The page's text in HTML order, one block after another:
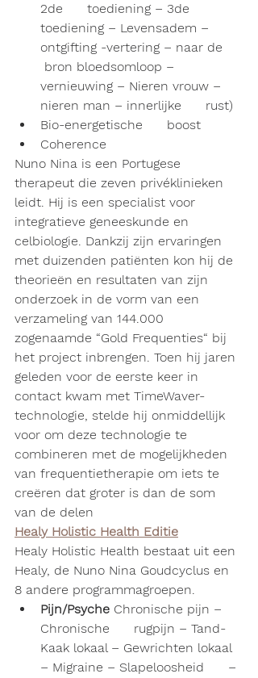
2de      toediening – 3de
toediening – Levensadem –
ontgifting -vertering – naar de
bron bloedsomloop –
vernieuwing – Nieren vrouw –
nieren man – innerlijke      rust)
Bio-energetische      boost
Coherence
Nuno Nina is een Portugese
therapeut die zeven privéklinieken
leidt. Hij is een specialist voor
integratieve geneeskunde en
celbiologie. Dankzij zijn ervaringen
met duizenden patiënten kon hij de
theorieën en resultaten van zijn
onderzoek in de vorm van een
verzameling van 144.000
zogenaamde “Gold Frequenties“ bij
het project inbrengen. Toen hij jaren
geleden voor de eerste keer in
contact kwam met TimeWaver-
technologie, stelde hij onmiddellijk
voor om deze technologie te
combineren met de mogelijkheden
van frequentietherapie om iets te
creëren dat groter is dan de som
van de delen
Healy Holistic Health Editie
Healy Holistic Health bestaat uit een
Healy, de Nuno Nina Goudcyclus en
8 andere programmagroepen.
Pijn/Psyche Chronische pijn –
Chronische      rugpijn – Tand-
Kaak lokaal – Gewrichten lokaal
– Migraine – Slapeloosheid      –